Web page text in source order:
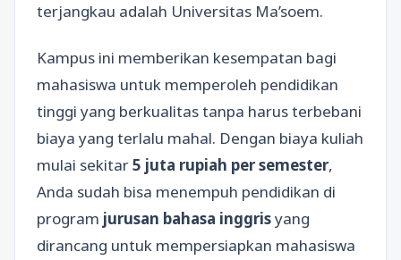
terjangkau adalah Universitas Ma’soem.
Kampus ini memberikan kesempatan bagi
mahasiswa untuk memperoleh pendidikan
tinggi yang berkualitas tanpa harus terbebani
biaya yang terlalu mahal. Dengan biaya kuliah
mulai sekitar5 juta rupiah per semester,
Anda sudah bisa menempuh pendidikan di
program jurusan bahasa inggrisyang
dirancang untuk mempersiapkan mahasiswa